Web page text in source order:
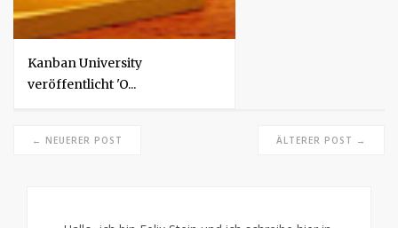
Kanban University
veröffentlicht 'O...
← NEUERER POST ÄLTERER POST →